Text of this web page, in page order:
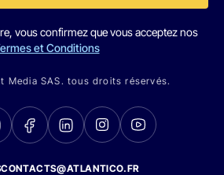
vous confirmez que vous acceptez nos
et Conditions
Media SAS. tous droits réservés.